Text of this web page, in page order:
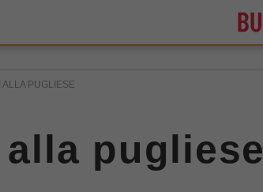
ALLA PUGLIESE
pugliese